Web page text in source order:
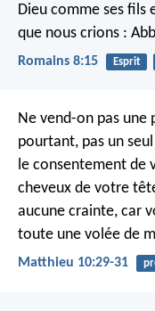
Dieu comme ses fils
que nous crions :
Romains 8:15 Esprit
Ne vend-on pas une
pourtant, pas un
le consentement de
cheveux de votre
aucune crainte, car
toute une volée de
Matthieu 10:29-31